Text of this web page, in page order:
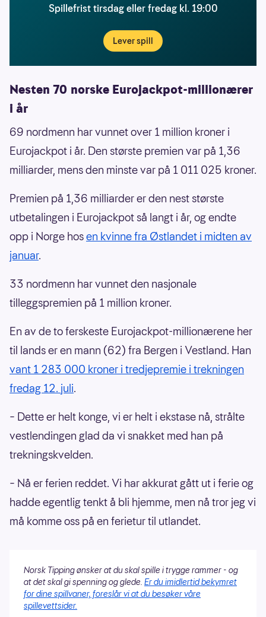
Spillefrist tirsdag eller fredag kl. 19:00
Lever spill
Nesten 70 norske Eurojackpot-millionærer
i år
69 nordmenn har vunnet over 1 million kroner i
Eurojackpot i år. Den største premien var på 1,36
milliarder, mens den minste var på 1 011 025 kroner.
Premien på 1,36 milliarder er den nest største
utbetalingen i Eurojackpot så langt i år, og endte
opp i Norge hosen kvinne fra Østlandet i midten av
januar.
33 nordmenn har vunnet den nasjonale
tilleggspremien på 1 million kroner.
En av de to ferskeste Eurojackpot-millionærene her
til lands er en mann (62) fra Bergen i Vestland. Han
vant 1 283 000 kroner i tredjepremie i trekningen
fredag 12. juli.
– Dette er helt konge, vi er helt i ekstase nå, strålte
vestlendingen glad da vi snakket med han på
trekningskvelden.
– Nå er ferien reddet. Vi har akkurat gått ut i ferie og
hadde egentlig tenkt å bli hjemme, men nå tror jeg vi
må komme oss på en ferietur til utlandet.
Norsk Tipping ønsker at du skal spille i trygge rammer - og
at det skal gi spenning og glede. Er du imidlertid bekymret
for dine spillvaner, foreslår vi at du besøker våre
spillevettsider.